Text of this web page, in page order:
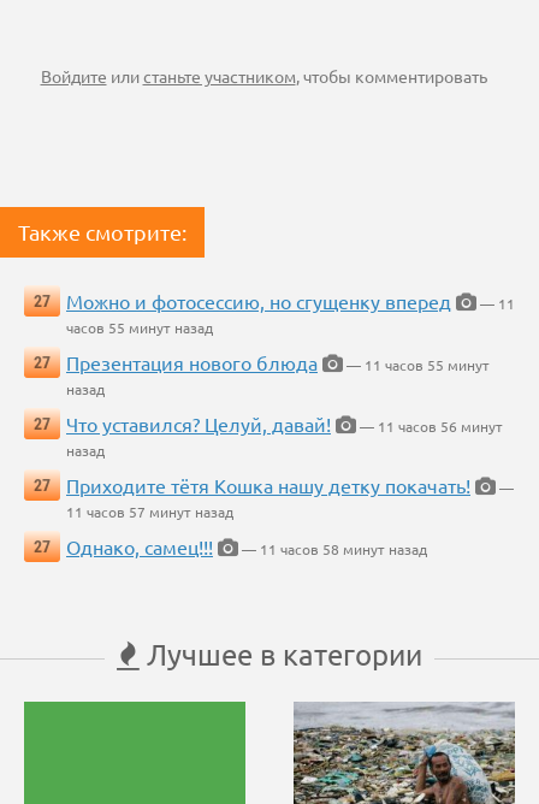
Войдите илистаньте участником, чтобы комментировать
Также смотрите:
27 Можно и фотосессию, но сгущенку вперед
— 11
часов 55 минут назад
27
Презентация нового блюда
— 11 часов 55 минут
назад
27
Что уставился? Целуй, давай!
— 11 часов 56 минут
назад
27
Приходите тётя Кошка нашу детку покачать!
—
11 часов 57 минут назад
27
Однако, самец!!! — 11 часов 58 минут назад
Лучшее в категории